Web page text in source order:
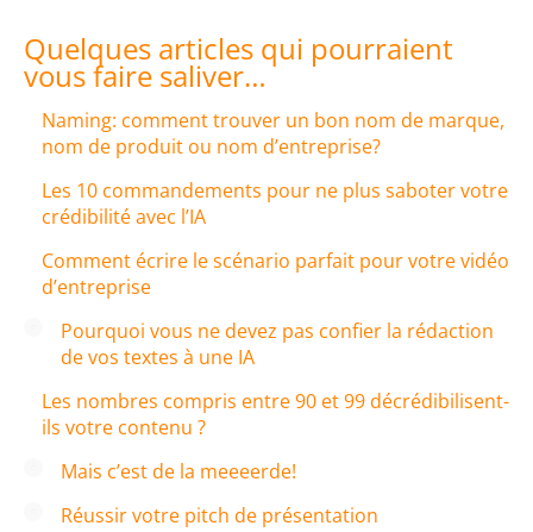
Quelques articles qui pourraient
vous faire saliver…
Naming: comment trouver un bon nom de marque,
nom de produit ou nom d’entreprise?
Les 10 commandements pour ne plus saboter votre
crédibilité avec l’IA
Comment écrire le scénario parfait pour votre vidéo
d’entreprise
Pourquoi vous ne devez pas confier la rédaction
de vos textes à une IA
Les nombres compris entre 90 et 99 décrédibilisent-
ils votre contenu ?
Mais c’est de la meeeerde!
Réussir votre pitch de présentation